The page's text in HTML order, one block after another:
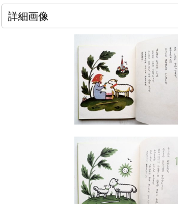
詳細画像